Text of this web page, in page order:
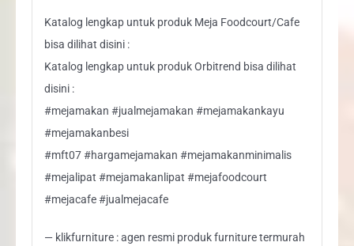
Katalog lengkap untuk produk Meja Foodcourt/Cafe
bisa dilihat disini :
Katalog lengkap untuk produk Orbitrend bisa dilihat
disini :
#mejamakan #jualmejamakan #mejamakankayu
#mejamakanbesi
#mft07 #hargamejamakan #mejamakanminimalis
#mejalipat #mejamakanlipat #mejafoodcourt
#mejacafe #jualmejacafe
— klikfurniture : agen resmi produk furniture termurah